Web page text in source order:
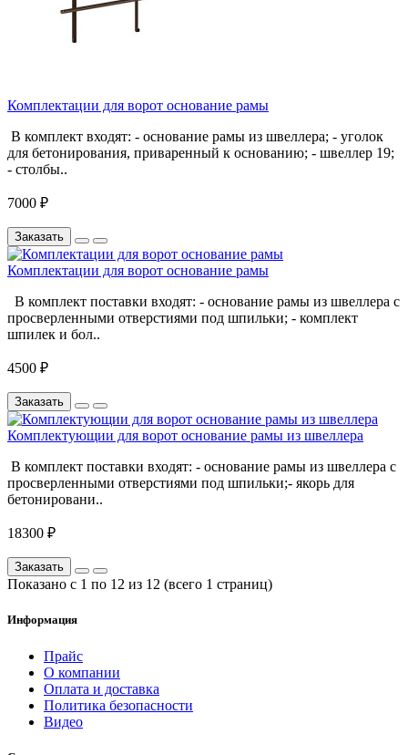
Комплектации для ворот основание рамы
В комплект входят: - основание рамы из швеллера; - уголок
для бетонирования, приваренный к основанию; - швеллер 19;
- столбы..
7000 ₽
Заказать
Комплектации для ворот основание рамы
В комплект поставки входят: - основание рамы из швеллера с
просверленными отверстиями под шпильки; - комплект
шпилек и бол..
4500 ₽
Заказать
Комплектующии для ворот основание рамы из швеллера
В комплект поставки входят: - основание рамы из швеллера с
просверленными отверстиями под шпильки;- якорь для
бетонировани..
18300 ₽
Заказать
Показано с 1 по 12 из 12 (всего 1 страниц)
Информация
Прайс
О компании
Оплата и доставка
Политика безопасности
Видео